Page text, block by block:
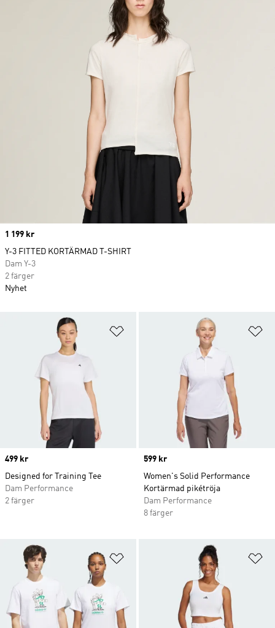
Lägg till på önskelistan
Price
499 kr
Designed for Training Tee
Dam Performance
2 färger
Price
599 kr
Women's Solid Performance
Kortärmad pikétröja
Dam Performance
8 färger
Lägg till på önskelistan
Price
1 199 kr
Y-3 FITTED KORTÄRMAD T-SHIRT
Dam Y-3
2 färger
Nyhet